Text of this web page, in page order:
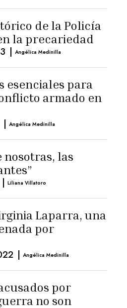
de la Policía
la precariedad
| Angélica Medinilla
esenciales para
armado en
| Angélica Medinilla
nosotras, las
| Liliana Villatoro
Laparra, una
por
| Angélica Medinilla
por
no son